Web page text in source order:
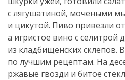
с лягушатиной, мочеными
и цикутой. Пиво привезли
а игристое вино с селитрой
из кладбищенских склепов.
по лучшим рецептам. На
ржавые гвозди и битое